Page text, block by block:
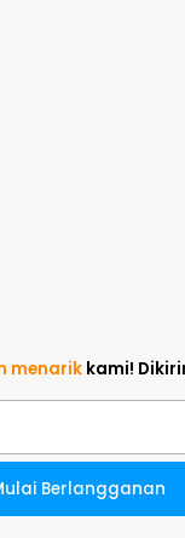
menarik kami!
Berlangganan